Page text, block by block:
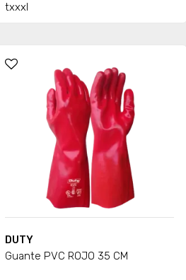
txxxl
DUTY
Guante PVC ROJO 35 CM